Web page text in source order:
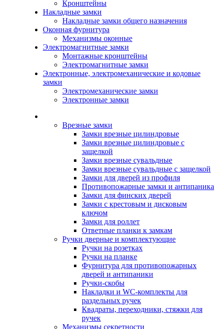
Кронштейны
Накладные замки
Накладные замки общего назначения
Оконная фурнитура
Механизмы оконные
Электромагнитные замки
Монтажные кронштейны
Электромагнитные замки
Электронные, электромеханические и кодовые
замки
Электромеханические замки
Электронные замки
Врезные замки
Замки врезные цилиндровые
Замки врезные цилиндровые с
защелкой
Замки врезные сувальдные
Замки врезные сувальдные с защелкой
Замки для дверей из профиля
Противопожарные замки и антипаника
Замки для финских дверей
Замки с крестовым и дисковым
ключом
Замки для роллет
Ответные планки к замкам
Ручки дверные и комплектующие
Ручки на розетках
Ручки на планке
Фурнитура для противопожарных
дверей и антипаники
Ручки-скобы
Накладки и WC-комплекты для
раздельных ручек
Квадраты, переходники, стяжки для
ручек
Механизмы секретности